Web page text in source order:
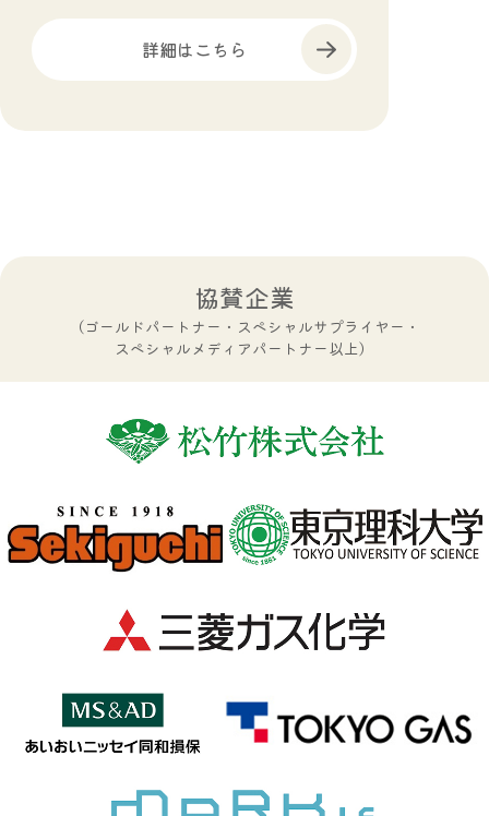
詳細はこちら
協賛企業
（ゴールドパートナー・スペシャルサプライヤー・
スペシャルメディアパートナー以上）